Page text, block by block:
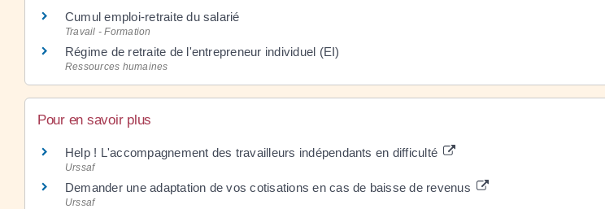
Cumul emploi-retraite du salarié
Travail - Formation
Régime de retraite de l'entrepreneur individuel (EI)
Ressources humaines
Pour en savoir plus
Help ! L'accompagnement des travailleurs indépendants en difficulté
Urssaf
Demander une adaptation de vos cotisations en cas de baisse de revenus
Urssaf